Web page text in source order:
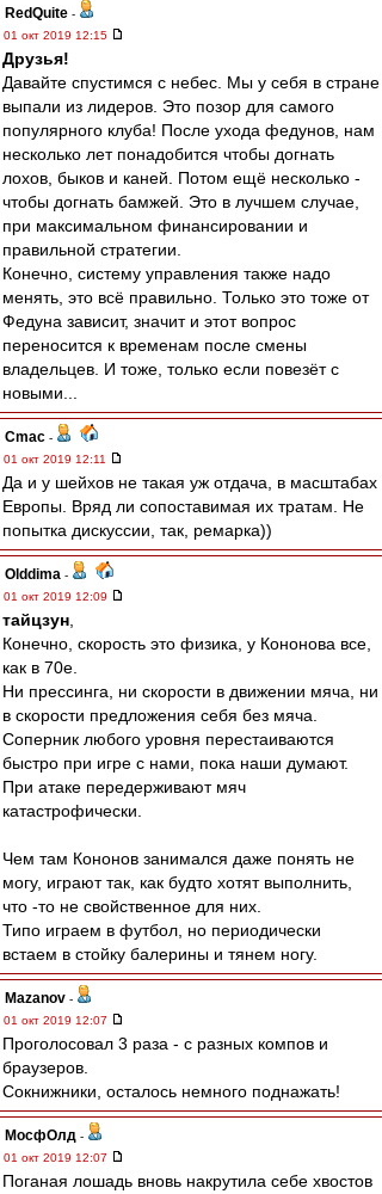
RedQuite -
01 окт 2019 12:15
Друзья!
Давайте спустимся с небес. Мы у себя в стране
выпали из лидеров. Это позор для самого
популярного клуба! После ухода федунов, нам
несколько лет понадобится чтобы догнать
лохов, быков и каней. Потом ещё несколько -
чтобы догнать бамжей. Это в лучшем случае,
при максимальном финансировании и
правильной стратегии.
Конечно, систему управления также надо
менять, это всё правильно. Только это тоже от
Федуна зависит, значит и этот вопрос
переносится к временам после смены
владельцев. И тоже, только если повезёт с
новыми...
Cmac -
01 окт 2019 12:11
Да и у шейхов не такая уж отдача, в масштабах
Европы. Вряд ли сопоставимая их тратам. Не
попытка дискуссии, так, ремарка))
Olddima -
01 окт 2019 12:09
тайцзун
Конечно, скорость это физика, у Кононова все,
как в 70е.
Ни прессинга, ни скорости в движении мяча, ни
в скорости предложения себя без мяча.
Соперник любого уровня перестаиваются
быстро при игре с нами, пока наши думают.
При атаке передерживают мяч
катастрофически.
Чем там Кононов занимался даже понять не
могу, играют так, как будто хотят выполнить,
что -то не свойственное для них.
Типо играем в футбол, но периодически
встаем в стойку балерины и тянем ногу.
Mazanov -
01 окт 2019 12:07
Проголосовал 3 раза - с разных компов и
браузеров.
Сокнижники, осталось немного поднажать!
МосфОлд -
01 окт 2019 12:07
Поганая лошадь вновь накрутила себе хвостов